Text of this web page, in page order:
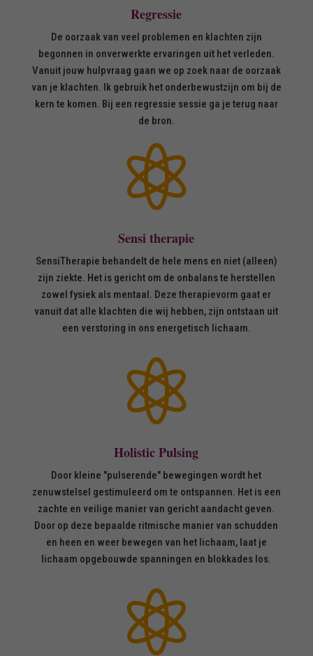
Regressie
De oorzaak van veel problemen en klachten zijn
begonnen in onverwerkte ervaringen uit het verleden.
Vanuit jouw hulpvraag gaan we op zoek naar de oorzaak
van je klachten. Ik gebruik het onderbewustzijn om bij de
kern te komen. Bij een regressie sessie ga je terug naar
de bron.

Sensi therapie
SensiTherapie behandelt de hele mens en niet (alleen)
zijn ziekte. Het is gericht om de onbalans te herstellen
zowel fysiek als mentaal. Deze therapievorm gaat er
vanuit dat alle klachten die wij hebben, zijn ontstaan uit
een verstoring in ons energetisch lichaam.

Holistic Pulsing
Door kleine "pulserende" bewegingen wordt het
zenuwstelsel gestimuleerd om te ontspannen. Het is een
zachte en veilige manier van gericht aandacht geven.
Door op deze bepaalde ritmische manier van schudden
en heen en weer bewegen van het lichaam, laat je
lichaam opgebouwde spanningen en blokkades los.
